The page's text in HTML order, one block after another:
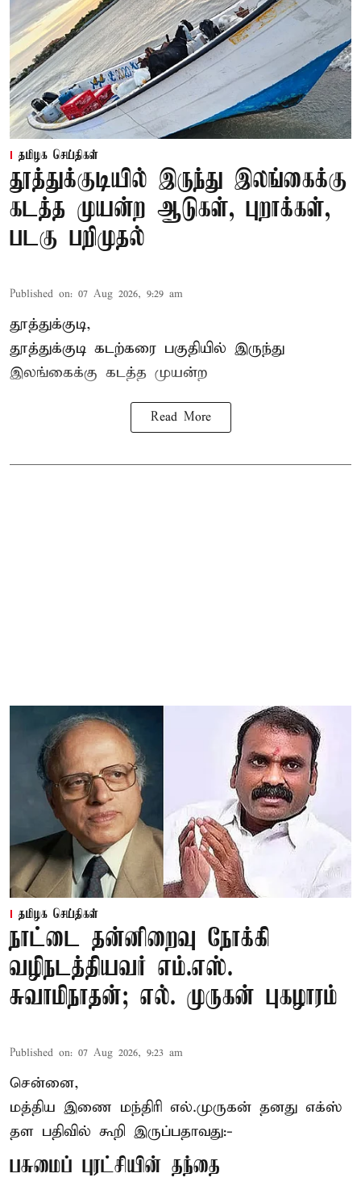
தமிழக செய்திகள்
தூத்துக்குடியில் இருந்து இலங்கைக்கு
கடத்த முயன்ற ஆடுகள், புறாக்கள்,
படகு பறிமுதல்
Published on: 07 Aug 2026, 9:29 am
தூத்துக்குடி,
தூத்துக்குடி கடற்கரை பகுதியில் இருந்து
இலங்கைக்கு கடத்த முயன்ற
Read More
தமிழக செய்திகள்
நாட்டை தன்னிறைவு நோக்கி
வழிநடத்தியவர் எம்.எஸ்.
சுவாமிநாதன்; எல். முருகன் புகழாரம்
Published on: 07 Aug 2026, 9:23 am
சென்னை,
மத்திய இணை மந்திரி எல்.முருகன் தனது எக்ஸ்
தள பதிவில் கூறி இருப்பதாவது:-
பசுமைப் புரட்சியின் தந்தை